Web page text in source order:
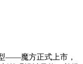
——魔方正式上市，